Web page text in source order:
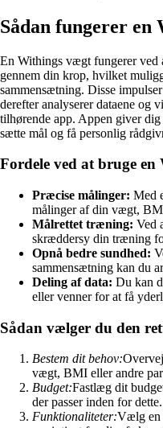
Sådan fungerer
En Withings vægt fungerer ved
gennem din krop, hvilket
sammensætning. Disse
derefter analyserer dataene og
tilhørende app. Appen giver
sætte mål og få personlig
Fordele ved at bruge
Præcise målinger: Med
målinger af din vægt,
Målrettet træning: Ved
skræddersy din træning
Opnå bedre sundhed:
sammensætning kan du
Deling af data: Du kan
eller venner for at få
Sådan vælger du den
Bestem dit behov:
vægt, BMI eller andre
Budget:Fastlæg dit
der passer inden for dette.
Funktionaliteter:Vælg en